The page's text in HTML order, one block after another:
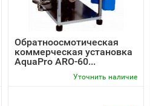
Обратноосмотическая
коммерческая установка
AquaPro ARO-60...
Уточнить наличие